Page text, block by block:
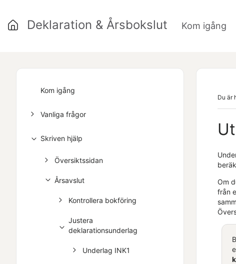
Kom igång
Deklaration & Årsbokslut
Kom igång
Vanliga frågor
Skriven hjälp
Översiktssidan
Årsavslut
Kontrollera bokföring
Justera
deklarationsunderlag
Underlag INK1
Du är
Om
från